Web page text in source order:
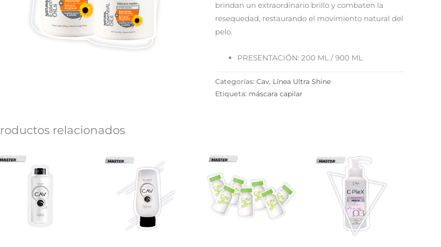
brindan un extraordinario brillo y combaten la
resequedad, restaurando el movimiento natural del
pelo.
PRESENTACIÓN: 200 ML / 900 ML
Categorías:Cav, Línea Ultra Shine
Etiqueta: máscara capilar
relacionados